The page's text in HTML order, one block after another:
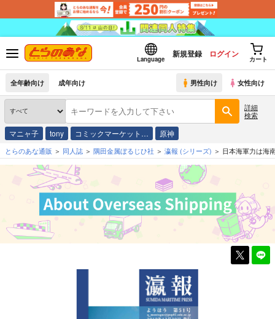
Language
新規登録 ログイン
カート
全年齢向け 成年向け 男性向け 女性向け
詳細
検索
マニャ子 tony コミックマーケット… 原神
とらのあな通販 同人誌 隅田金属ぼるじひ社 瀛報 (シリーズ) 日本海軍力は海